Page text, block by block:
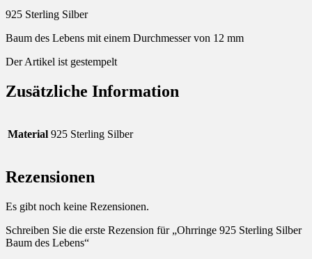
925 Sterling Silber
Baum des Lebens mit einem Durchmesser von 12 mm
Der Artikel ist gestempelt
Zusätzliche Information
Material 925 Sterling Silber
Rezensionen
Es gibt noch keine Rezensionen.
Schreiben Sie die erste Rezension für „Ohrringe 925 Sterling Silber
Baum des Lebens“